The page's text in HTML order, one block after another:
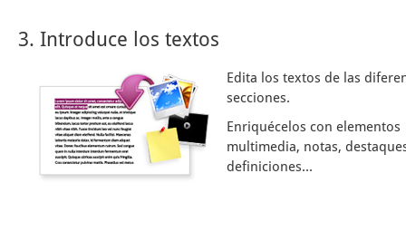
3. Introduce los textos
Edita los textos de las
secciones.
Enriquécelos con elementos
multimedia, notas,
definiciones...